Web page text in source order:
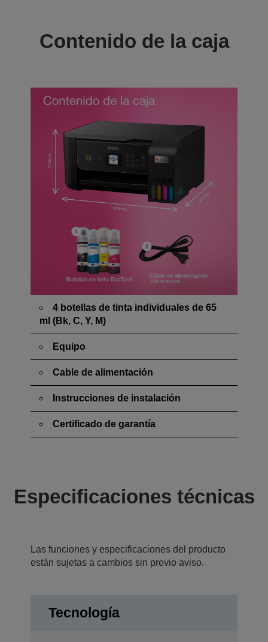
Contenido de la caja
4 botellas de tinta individuales de 65
ml (Bk, C, Y, M)
Equipo
Cable de alimentación
Instrucciones de instalación
Certificado de garantía
Especificaciones técnicas
Las funciones y especificaciones del producto
están sujetas a cambios sin previo aviso.
Tecnología